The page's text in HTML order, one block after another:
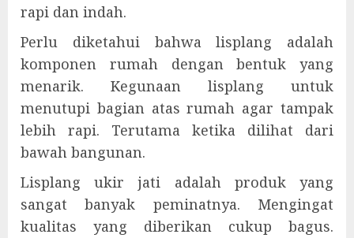
rapi dan indah.
Perlu diketahui bahwa lisplang adalah
komponen rumah dengan bentuk yang
menarik. Kegunaan lisplang untuk
menutupi bagian atas rumah agar tampak
lebih rapi. Terutama ketika dilihat dari
bawah bangunan.
Lisplang ukir jati adalah produk yang
sangat banyak peminatnya. Mengingat
kualitas yang diberikan cukup bagus.